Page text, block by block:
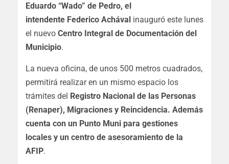
Eduardo “Wado” de Pedro, el
intendente Federico Achával inauguró este lunes
el nuevo Centro Integral de Documentación del
Municipio.
La nueva oficina, de unos 500 metros cuadrados,
permitirá realizar en un mismo espacio los
trámites del Registro Nacional de las Personas
(Renaper), Migraciones y Reincidencia. Además
cuenta con un Punto Muni para gestiones
locales y un centro de asesoramiento de la
AFIP.